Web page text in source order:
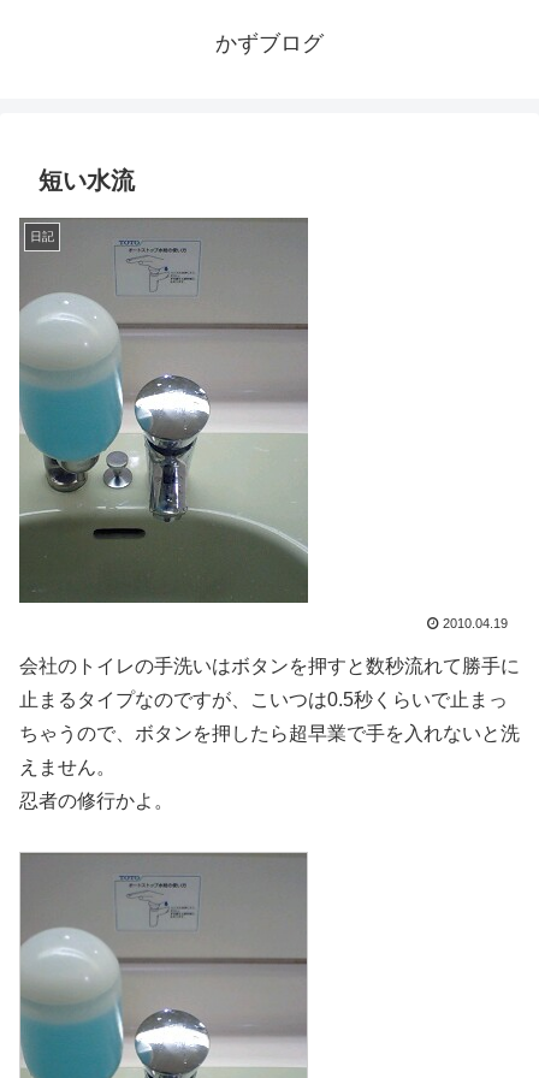
かずブログ
短い水流
日記
2010.04.19
会社のトイレの手洗いはボタンを押すと数秒流れて勝手に
止まるタイプなのですが、こいつは0.5秒くらいで止まっ
ちゃうので、ボタンを押したら超早業で手を入れないと洗
えません。
忍者の修行かよ。